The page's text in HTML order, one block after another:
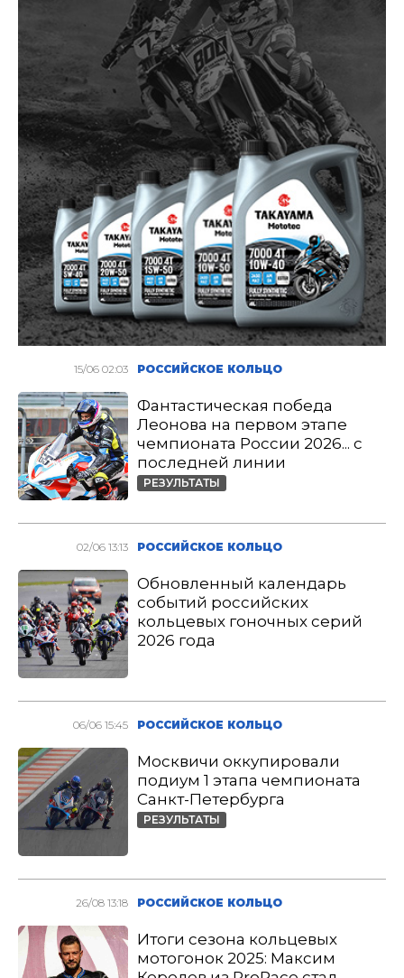
15/06 02:03 РОССИЙСКОЕ КОЛЬЦО
Фантастическая победа
Леонова на первом этапе
чемпионата России 2026... с
последней линии
РЕЗУЛЬТАТЫ
02/06 13:13 РОССИЙСКОЕ КОЛЬЦО
Обновленный календарь
событий российских
кольцевых гоночных серий
2026 года
06/06 15:45 РОССИЙСКОЕ КОЛЬЦО
Москвичи оккупировали
подиум 1 этапа чемпионата
Санкт-Петербурга
РЕЗУЛЬТАТЫ
26/08 13:18 РОССИЙСКОЕ КОЛЬЦО
Итоги сезона кольцевых
мотогонок 2025: Максим